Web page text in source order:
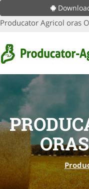
Producator Agricol oras